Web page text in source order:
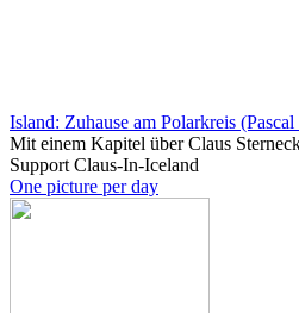
Island: Zuhause am Polarkreis
Mit einem Kapitel über Claus
Support Claus-In-Iceland
One picture per day